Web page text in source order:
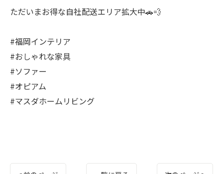
ただいまお得な自社配送エリア拡大中🚗💨
#福岡インテリア
#おしゃれな家具
#ソファー
#オピアム
#マスダホームリビング